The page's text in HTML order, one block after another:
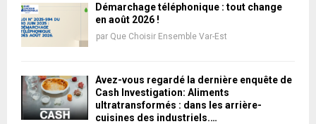
Démarchage téléphonique : tout change
en août 2026 !
par Que Choisir Ensemble Var-Est
Avez-vous regardé la dernière enquête de
Cash Investigation: Aliments
ultratransformés : dans les arrière-
cuisines des industriels.…